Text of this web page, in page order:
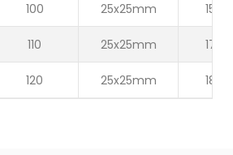
100 25x25mm 1540
110 25x25mm 1750
120 25x25mm 1890